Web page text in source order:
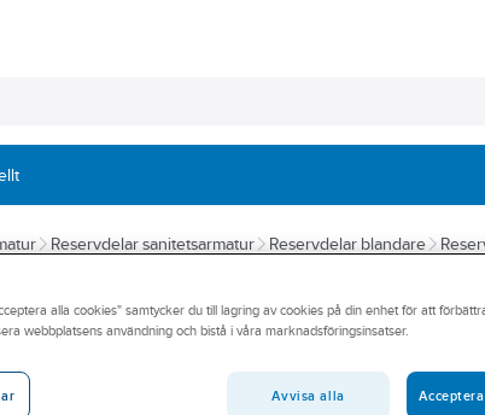
Reservdelar sanitetsarmatur Reservdelar blandare
GUSTAVSBERG
Backventil för
Nautic/Logic/
BACKVENTIL 632698-02
alla cookies" samtycker du till lagring av cookies på din enhet för att
webbplatsens användning och bistå i våra marknadsföringsinsatser.
Avvisa alla